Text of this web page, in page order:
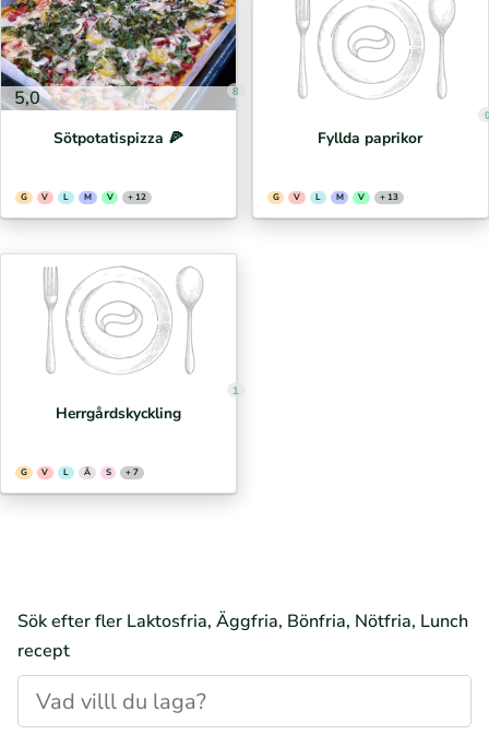
5,0 8
Sötpotatispizza 🍕⁣
G V L M V + 12
Fyllda paprikor
G V L M V + 13
1
Herrgårdskyckling
G V L Ä S + 7
Sök efter fler Laktosfria, Äggfria, Bönfria, Nötfria, Lunch
recept